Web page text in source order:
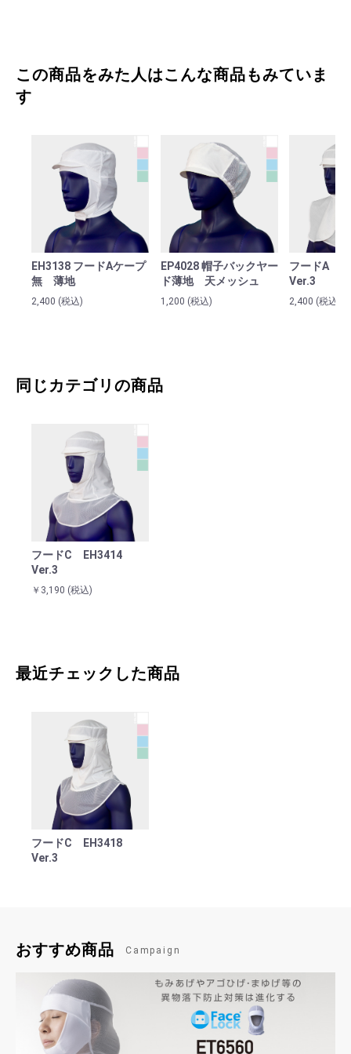
お買い物を続ける カートへ進む
カート（お見積り）へ進む
この商品をみた人はこんな商品もみていま
す
EH3138 フードAケープ
無 薄地
2,400 (税込)
EP4028 帽子バックヤー
ド薄地 天メッシュ
1,200 (税込)
フードA
Ver.3
2,400 (税込)
同じカテゴリの商品
フードC EH3414
Ver.3
￥3,190 (税込)
最近チェックした商品
フードC EH3418
Ver.3
おすすめ商品 Campaign